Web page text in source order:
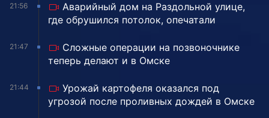
21:56
Аварийный дом на Раздольной улице,
где обрушился потолок, опечатали
21:47
Сложные операции на позвоночнике
теперь делают и в Омске
21:44
Урожай картофеля оказался под
угрозой после проливных дождей в Омске